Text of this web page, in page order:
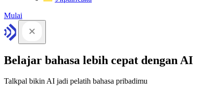
Mulai
Belajar bahasa lebih cepat dengan AI
Talkpal bikin AI jadi pelatih bahasa pribadimu